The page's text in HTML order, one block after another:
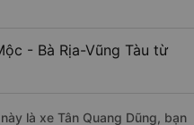
- Bà Rịa-Vũng Tàu từ
là xe Tân Quang Dũng, bạn